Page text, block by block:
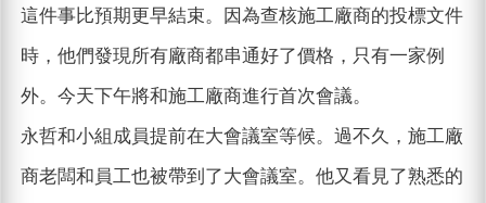
這件事比預期更早結束。因為查核施工廠商的投標文件
時，他們發現所有廠商都串通好了價格，只有一家例
外。今天下午將和施工廠商進行首次會議。
永哲和小組成員提前在大會議室等候。過不久，施工廠
商老闆和員工也被帶到了大會議室。他又看見了熟悉的